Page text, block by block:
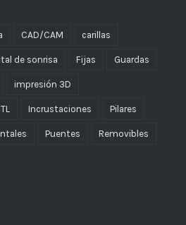
CAD/CAM carillas
de sonrisa Fijas Guardas
impresión 3D
Incrustaciones Pilares
Puentes Removibles